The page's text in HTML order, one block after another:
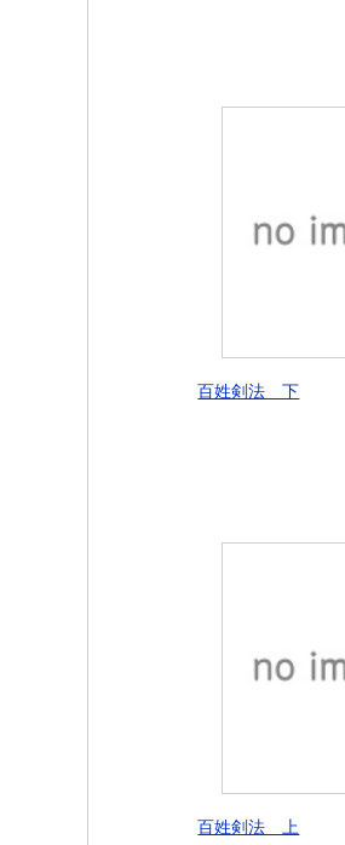
百姓剣法 下
百姓剣法 上